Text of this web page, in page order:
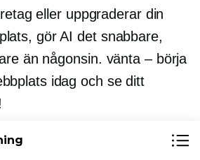
eller uppgraderar din
gör AI det snabbare,
än någonsin. vänta – börja
idag och se ditt